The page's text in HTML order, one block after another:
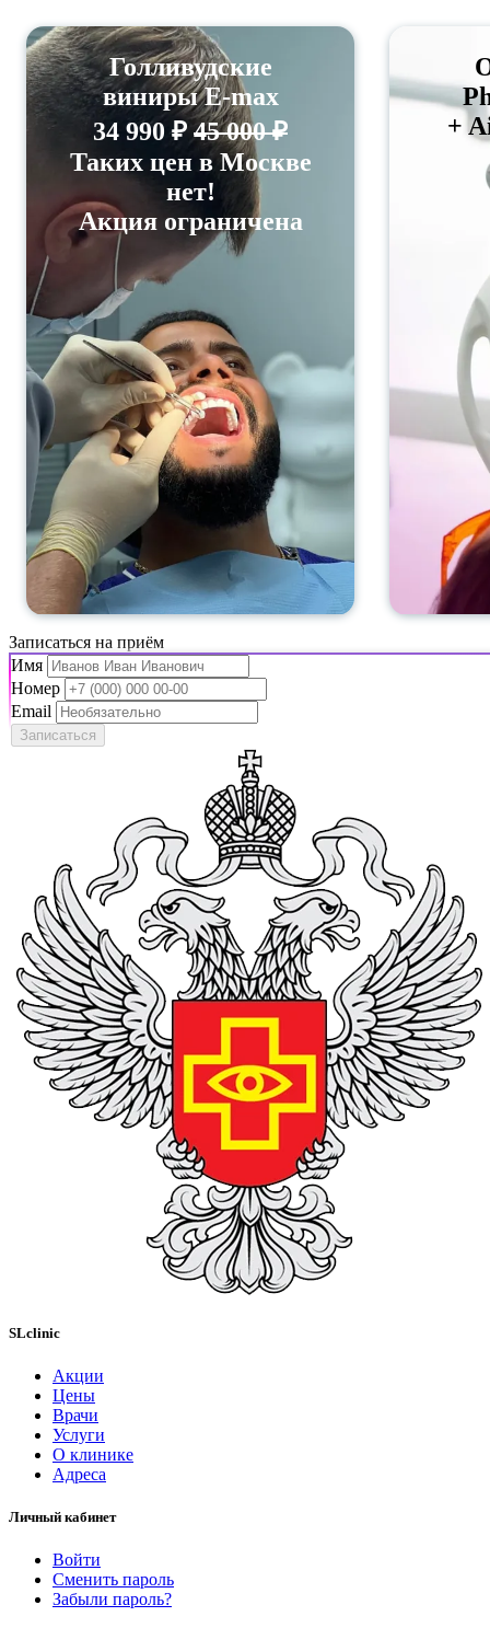
Голливудские
виниры E-max
34 990 ₽ 45 000 ₽
Таких цен в Москве
нет!
Акция ограничена
+
Записаться на приём
Имя
Номер
Email
Записаться
SLclinic
Акции
Цены
Врачи
Услуги
О клинике
Адреса
Личный кабинет
Войти
Сменить пароль
Забыли пароль?